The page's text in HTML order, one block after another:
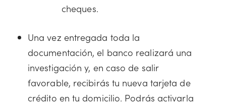
cheques.
Una vez entregada toda la
documentación, el banco realizará una
investigación y, en caso de salir
favorable, recibirás tu nueva tarjeta de
crédito en tu domicilio. Podrás activarla